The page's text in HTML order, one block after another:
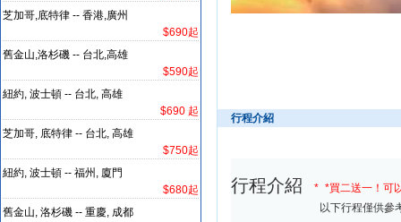
芝加哥,底特律 -- 香港,廣州
$690起
舊金山,洛杉磯 -- 台北,高雄
$590起
紐約, 波士頓 -- 台北, 高雄
$690 起
芝加哥, 底特律 -- 台北, 高雄
$750起
紐約, 波士頓 -- 福州, 廈門
$680起
舊金山, 洛杉磯 -- 重慶, 成都
行程介紹
行程介紹 * *買二送一！可
以下行程僅供參考,最終行